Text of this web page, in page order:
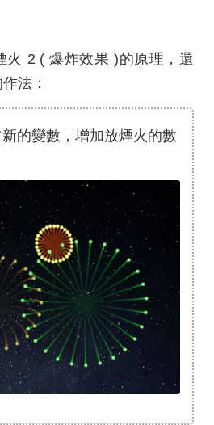
火 2 ( 爆炸效果 )的原理，還
法：
的變數，增加放煙火的數